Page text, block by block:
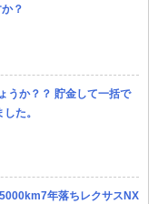
？
うか？？ 貯金して一括で
た。
年落ちレクサスNX